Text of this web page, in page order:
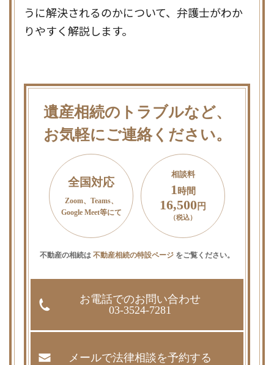
うに解決されるのかについて、弁護士がわか
りやすく解説します。
遺産相続のトラブルなど、
お気軽にご連絡ください。
全国対応
Zoom、Teams、
Google Meet等にて
相談料
1時間
16,500 円
（税込）
不動産の相続は 不動産相続の特設ページ をご覧ください。
お電話でのお問い合わせ
03-3524-7281
メールで法律相談を予約する